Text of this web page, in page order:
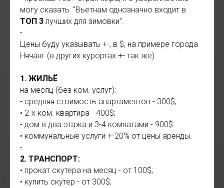
могу сказать: "Вьетнам однозначно входит в
ТОП 3 лучших для зимовки".
-
Цены буду указывать +-, в $, на примере города
Нячанг (в других курортах +- так же).
1. ЖИЛЬЁ
на месяц (без ком. услуг):
• средняя стоимость апартаментов - 300$;
• 2-х ком. квартира - 400$;
• дом в два этажа и 3-4 комнатами - 900$.
• коммунальные услуги +-20% от цены аренды.
-
2. ТРАНСПОРТ:
• прокат скутера на месяц - от 100$;
• купить скутер - от 300$;